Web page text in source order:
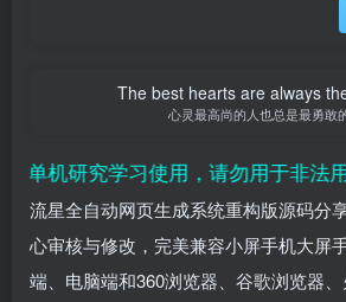
The best hearts are always
心灵最高尚的人也总是最勇敢
机研究学习使用，请勿用于非法
流星全自动网页生成系统重构版源码分
心审核与修改，完美兼容小屏手机大屏
端、电脑端和360浏览器、谷歌浏览器